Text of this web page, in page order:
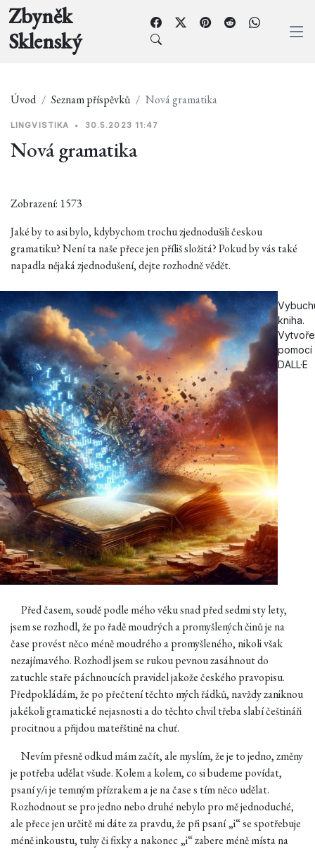
Zbyněk
Sklenský
Úvod Seznam příspěvků Nová gramatika
LINGVISTIKA • 30.5.2023 11:47
Nová gramatika
Zobrazení: 1573
Jaké by to asi bylo, kdybychom trochu zjednodušili českou
gramatiku? Není ta naše přece jen příliš složitá? Pokud by vás také
napadla nějaká zjednodušení, dejte rozhodně vědět.
kniha.
pomocí
DALL·E
Před časem, soudě podle mého věku snad před sedmi sty lety,
jsem se rozhodl, že po řadě moudrých a promyšlených činů je na
čase provést něco méně moudrého a promyšleného, nikoli však
nezajímavého. Rozhodl jsem se rukou pevnou zasáhnout do
zatuchle staře páchnoucích pravidel jakože českého pravopisu.
Předpokládám, že po přečtení těchto mých řádků, navždy zaniknou
jakékoli gramatické nejasnosti a do těchto chvil třeba slabí češtináři
procitnou a přijdou mateřštině na chuť.
Nevím přesně odkud mám začít, ale myslím, že je to jedno, změny
je potřeba udělat všude. Kolem a kolem, co si budeme povídat,
psaní y/i je temným přízrakem a je na čase s tím něco udělat.
Rozhodnout se pro jedno nebo druhé nebylo pro mě jednoduché,
ale přece jen určitě mi dáte za pravdu, že při psaní „i“ se spotřebuje
méně inkoustu, tuhy či fixky a nakonec „i“ zabere méně místa na